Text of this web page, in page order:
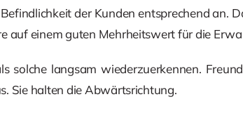
der Kunden entsprechend an.
auf einem guten Mehrheitswert für die
solche langsam wiederzuerkennen.
Sie halten die Abwärtsrichtung.